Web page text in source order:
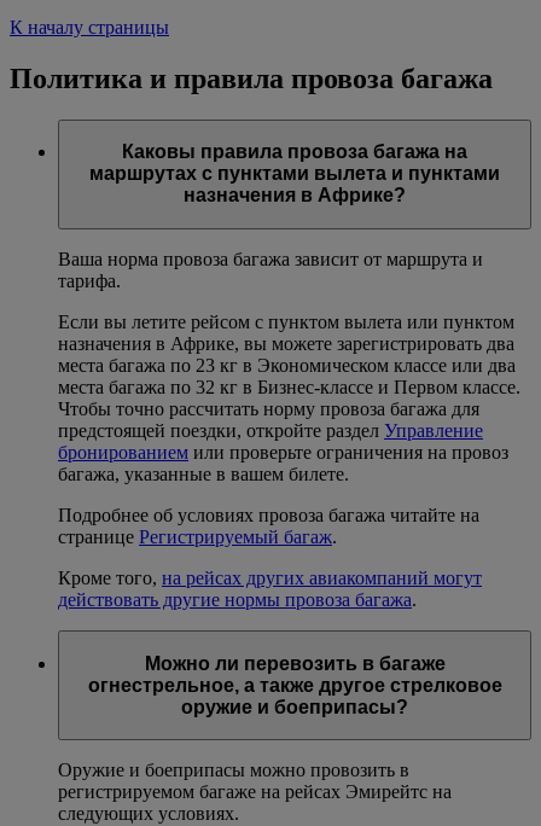
К началу страницы
Политика и правила провоза багажа
Каковы правила провоза багажа на
маршрутах с пунктами вылета и пунктами
назначения в Африке?
Ваша норма провоза багажа зависит от маршрута и
тарифа.
Если вы летите рейсом с пунктом вылета или пунктом
назначения в Африке, вы можете зарегистрировать два
места багажа по 23 кг в Экономическом классе или два
места багажа по 32 кг в Бизнес-классе и Первом классе.
Чтобы точно рассчитать норму провоза багажа для
предстоящей поездки, откройте раздел Управление
бронированием или проверьте ограничения на провоз
багажа, указанные в вашем билете.
Подробнее об условиях провоза багажа читайте на
странице Регистрируемый багаж.
Кроме того, на рейсах других авиакомпаний могут
действовать другие нормы провоза багажа.
Можно ли перевозить в багаже
огнестрельное, а также другое стрелковое
оружие и боеприпасы?
Оружие и боеприпасы можно провозить в
регистрируемом багаже на рейсах Эмирейтс на
следующих условиях.